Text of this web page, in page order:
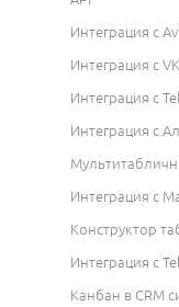
Интеграция с
Интеграция с VK
Интеграция с
Интеграция с
Интеграция с
Конструктор
Интеграция с
Канбан в CRM